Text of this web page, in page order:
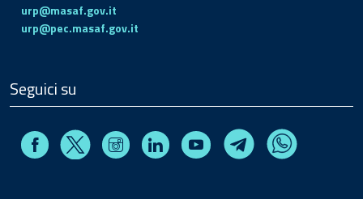
urp@masaf.gov.it
urp@pec.masaf.gov.it
Seguici su
FacebookX InstagramLinkedin Youtube TelegramWhatsapp